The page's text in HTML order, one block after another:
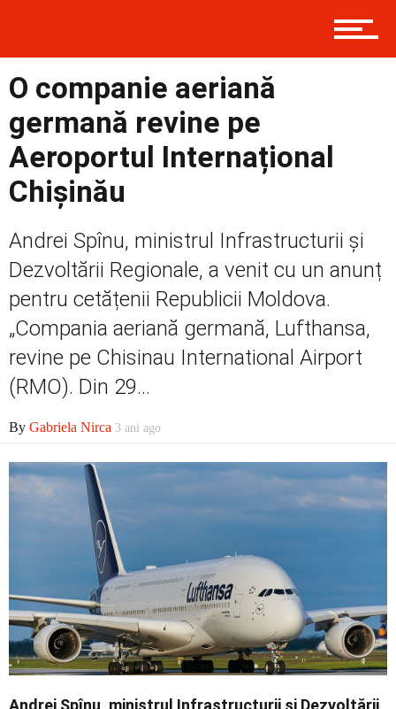
Prima
Externe
Social
Economic
O companie aeriană
germană revine pe
Aeroportul Internațional
Chișinău
Andrei Spînu, ministrul Infrastructurii și
Dezvoltării Regionale, a venit cu un anunț
pentru cetățenii Republicii Moldova.
„Compania aeriană germană, Lufthansa,
revine pe Chisinau International Airport
(RMO). Din 29...
By Gabriela Nirca 3 ani ago
Andrei Spînu, ministrul Infrastructurii și Dezvoltării